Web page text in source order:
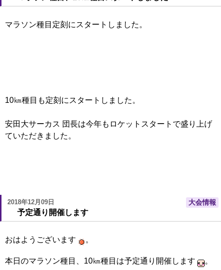
マラソン種目定刻にスタートしました。
10㎞種目も定刻にスタートしました。
安田大サーカス 団長は今年もロケットスタートで盛り上げ
ていただきました。
2018年12月09日 大会情報
予定通り開催します
おはようございます 。
本日のマラソン種目、10㎞種目は予定通り開催します 。